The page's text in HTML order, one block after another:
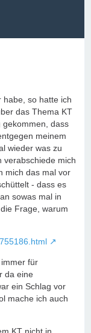
habe, so hatte ich
das Thema KT
gekommen, dass
meinem
wieder was zu
verabschiede mich
mich das mal vor
- dass es
sowas mal in
Frage, warum
für
da eine
ein Schlag vor
mache ich auch